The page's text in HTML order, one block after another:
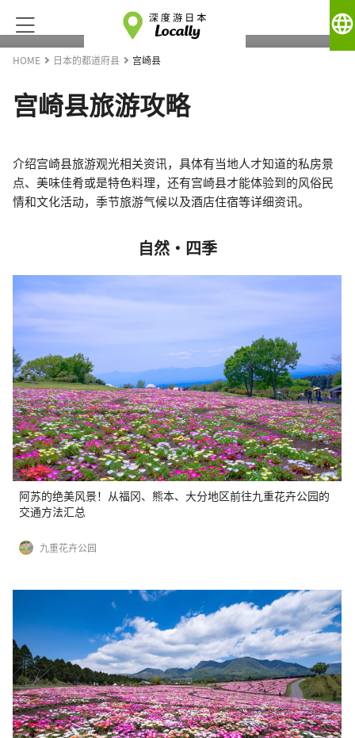
language
HOME 日本的都道府县 宫崎县
宫崎县旅游攻略
介绍宫崎县旅游观光相关资讯，具体有当地人才知道的私房景
点、美味佳肴或是特色料理，还有宫崎县才能体验到的风俗民
情和文化活动，季节旅游气候以及酒店住宿等详细资讯。
自然・四季
阿苏的绝美风景！从福冈、熊本、大分地区前往九重花卉公园的
交通方法汇总
九重花卉公园